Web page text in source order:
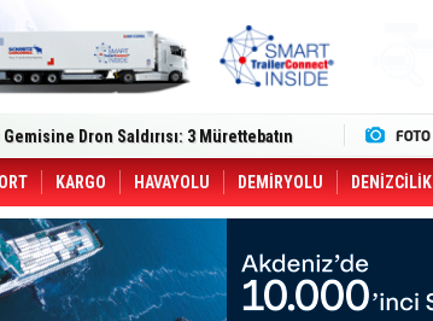
Master Red EDITION'ı ÖKN Lojistik
CCO'su Oldu
49 Destinasyonda İndirimli Taşıma
Aybir Lojistik Filosuna Katıldı
Dergi)
Yönetimini Dijitalleştiriyor
in June, Up 8.5%
ile Güçlendirdi
KARGO HAVAYOLU DEMİRYOLU DENİZCİLİK